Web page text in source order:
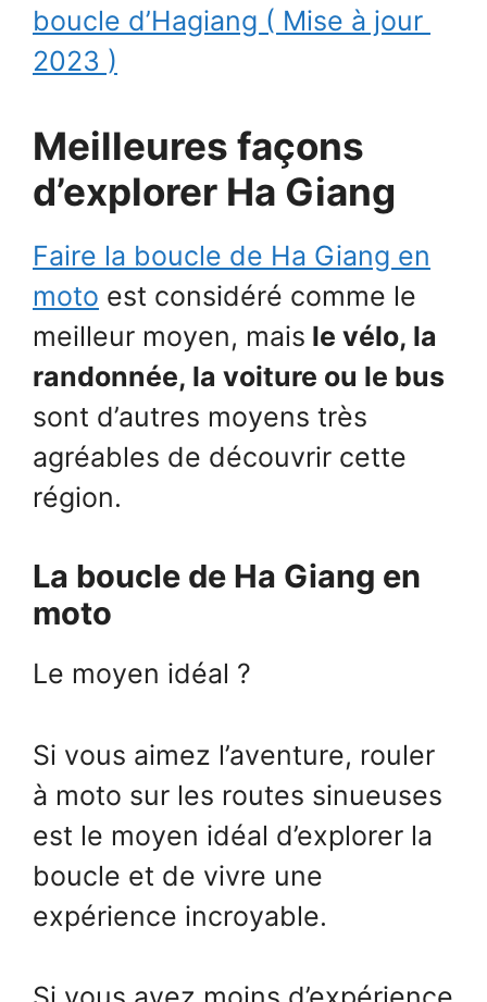
boucle d’Hagiang ( Mise à jour
2023 )
Meilleures façons
d’explorer Ha Giang
Faire la boucle de Ha Giang en
moto est considéré comme le
meilleur moyen, mais le vélo, la
randonnée, la voiture ou le bus
sont d’autres moyens très
agréables de découvrir cette
région.
La boucle de Ha Giang en
moto
Le moyen idéal ?
Si vous aimez l’aventure, rouler
à moto sur les routes sinueuses
est le moyen idéal d’explorer la
boucle et de vivre une
expérience incroyable.